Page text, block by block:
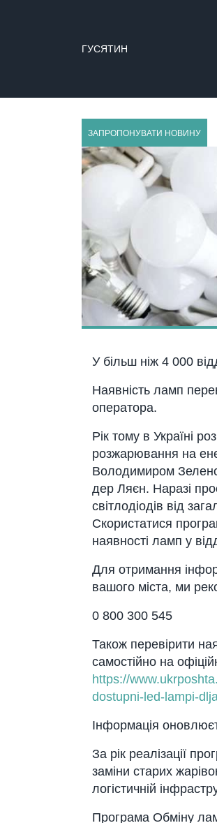
ГУСЯТИН
ЗАПРОПОНУВАТИ НОВИНУ
У більш ніж 4 000
Наявність ламп
оператора.
Рік тому в Україні
розжарювання на
Володимиром
дер Ляєн. Наразі
світлодіодів від
Скористатися
наявності ламп у
Для отримання
вашого міста, ми
0 800 300 545
Також перевірити
самостійно на
https://
dostupni-led-lampi-
Інформація
За рік реалізації
заміни старих
логістичній
Програма Обміну